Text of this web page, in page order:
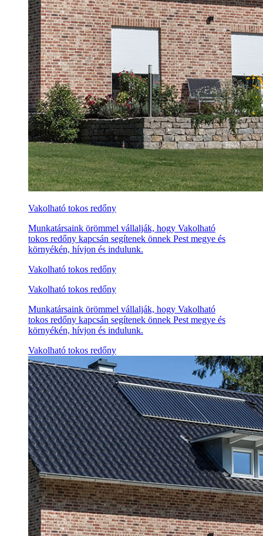
Vakolható tokos redőny
Munkatársaink örömmel vállalják, hogy Vakolható
tokos redőny kapcsán segítenek önnek Pest megye és
környékén, hívjon és indulunk.
Vakolható tokos redőny
Vakolható tokos redőny
Munkatársaink örömmel vállalják, hogy Vakolható
tokos redőny kapcsán segítenek önnek Pest megye és
környékén, hívjon és indulunk.
Vakolható tokos redőny